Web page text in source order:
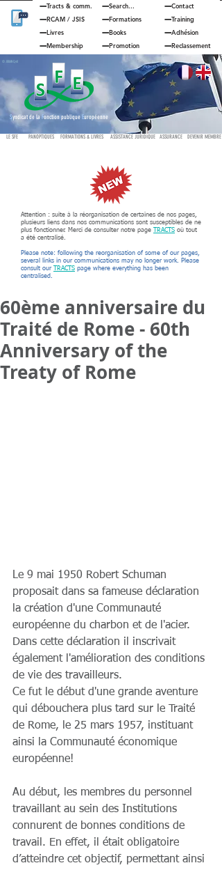
Tracts & comm.
RCAM / JSIS
Livres
Membership
Search...
Formations
Books
Promotion
Contact
Training
Adhésion
Reclassement
© JOUAN Cyril
Syndicat de laFonction publique Européenne
LE SFE PANOPTIQUES FORMATIONS & LIVRES ASSISTANCE JURIDIQUE ASSURANCE DEVENIR MEMBRE
Attention : suite à la réorganisation de certaines de nos pages,
plusieurs liens dans nos communications sont susceptibles de ne
plus fonctionner. Merci de consulter notre page
TRACTS où tout
a été centralisé.
Please note: following the reorganisation of some of our pages,
several links in our communications may no longer work. Please
consult our
TRACTS page where everything has been
centralised.
60ème anniversaire du
Traité de Rome - 60th
Anniversary of the
Treaty of Rome
Le 9 mai 1950 Robert Schuman
proposait dans sa fameuse déclaration
la création d'une Communauté
européenne du charbon et de l'acier.
Dans cette déclaration il inscrivait
également l'amélioration des conditions
de vie des travailleurs.
Ce fut le début d'une grande aventure
qui débouchera plus tard sur le Traité
de Rome, le 25 mars 1957, instituant
ainsi la Communauté économique
européenne!
Au début, les membres du personnel
travaillant au sein des Institutions
connurent de bonnes conditions de
travail. En effet, il était obligatoire
d’atteindre cet objectif, permettant ainsi